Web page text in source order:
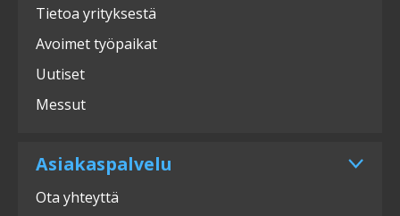
Tietoa yrityksestä
Avoimet työpaikat
Uutiset
Messut
Asiakaspalvelu
Ota yhteyttä